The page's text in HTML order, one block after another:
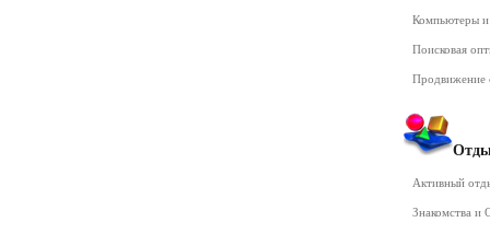
Компьютеры
Поисковая
Продвижение
Активный
Знакомства и